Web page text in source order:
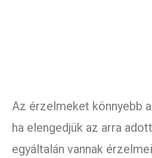
Az érzelmeket könnyebb
ha elengedjük az arra
egyáltalán vannak